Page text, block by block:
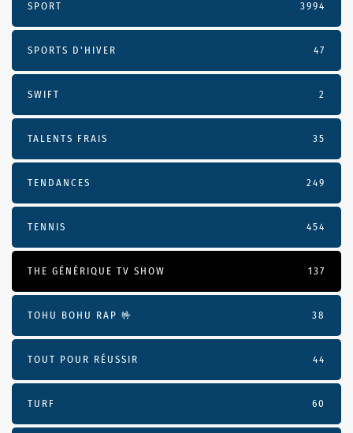
SPORT 3994
SPORTS D'HIVER 47
SWIFT 2
TALENTS FRAIS 35
TENDANCES 249
TENNIS 454
THE GÉNÉRIQUE TV SHOW 137
TOHU BOHU RAP 🤟 38
TOUT POUR RÉUSSIR 44
TURF 60